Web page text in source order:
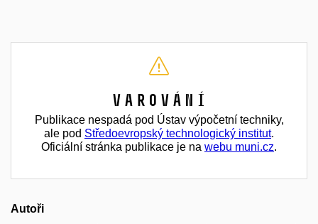
Varování
Publikace nespadá pod Ústav výpočetní techniky,
ale pod Středoevropský technologický institut.
Oficiální stránka publikace je na webu muni.cz.
Autoři